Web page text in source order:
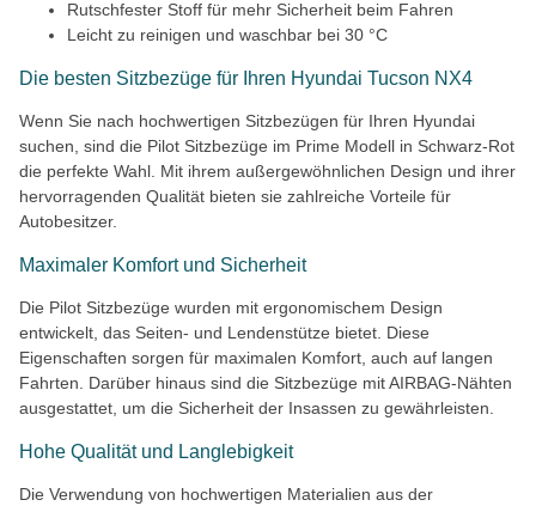
Rutschfester Stoff für mehr Sicherheit beim Fahren
Leicht zu reinigen und waschbar bei 30 °C
Die besten Sitzbezüge für Ihren Hyundai Tucson NX4
Wenn Sie nach hochwertigen Sitzbezügen für Ihren Hyundai
suchen, sind die Pilot Sitzbezüge im Prime Modell in Schwarz-Rot
die perfekte Wahl. Mit ihrem außergewöhnlichen Design und ihrer
hervorragenden Qualität bieten sie zahlreiche Vorteile für
Autobesitzer.
Maximaler Komfort und Sicherheit
Die Pilot Sitzbezüge wurden mit ergonomischem Design
entwickelt, das Seiten- und Lendenstütze bietet. Diese
Eigenschaften sorgen für maximalen Komfort, auch auf langen
Fahrten. Darüber hinaus sind die Sitzbezüge mit AIRBAG-Nähten
ausgestattet, um die Sicherheit der Insassen zu gewährleisten.
Hohe Qualität und Langlebigkeit
Die Verwendung von hochwertigen Materialien aus der